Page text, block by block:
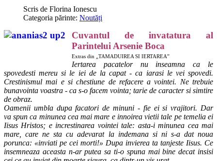
Scris de Florina Ionescu
Categoria părinte: Noutăți
Cuvantul de invatatura al
Parintelui Arsenie Boca
Extras din „TAMADUIREA SI IERTAREA”
Iertarea pacatelor nu inseamna ca le
spovedesti mereu si le iei de la capat - ca iarasi le vei spovedi.
Crestinismul mai e si chestiune de refacere a vointei. Ne trebuie
bunavointa voastra - ca s-o facem vointa; tarie de caracter si simtire
de obraz.
Oamenii umbla dupa facatori de minuni - fie ei si vrajitori. Dar
va spun ca minunea cea mai mare e innoirea vietii tale pe temelia ei
Iisus Hristos; e increstinarea vointei tale: asta-i minunea cea mai
mare, care ne sta cu adevarat la indemana si ni s-a dat noua
porunca: «inviati pe cei morti!» Dupa invierea ta tanjeste Iisus. Ce
insemneaza aceasta n-ar putea sa ti-o spuna mai bine decat insisi